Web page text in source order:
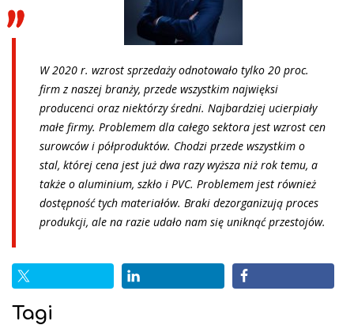
W 2020 r. wzrost sprzedaży odnotowało tylko 20 proc.
firm z naszej branży, przede wszystkim najwięksi
producenci oraz niektórzy średni. Najbardziej ucierpiały
małe firmy. Problemem dla całego sektora jest wzrost cen
surowców i półproduktów. Chodzi przede wszystkim o
stal, której cena jest już dwa razy wyższa niż rok temu, a
także o aluminium, szkło i PVC. Problemem jest również
dostępność tych materiałów. Braki dezorganizują proces
produkcji, ale na razie udało nam się uniknąć przestojów.
Tagi